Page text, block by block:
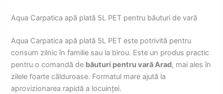
Aqua Carpatica apă plată 5L PET pentru băuturi de vară
Aqua Carpatica apă plată 5L PET este potrivită pentru
consum zilnic în familie sau la birou. Este un produs practic
pentru o comandă de băuturi pentru vară Arad, mai ales în
zilele foarte călduroase. Formatul mare ajută la
aprovizionarea rapidă a locuinței.